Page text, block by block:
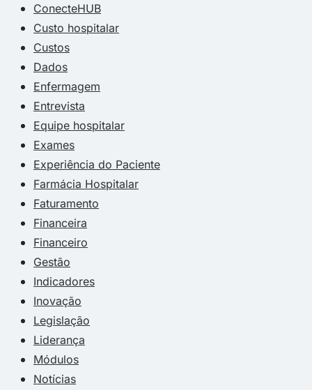
ConecteHUB
Custo hospitalar
Custos
Dados
Enfermagem
Entrevista
Equipe hospitalar
Exames
Experiência do Paciente
Farmácia Hospitalar
Faturamento
Financeira
Financeiro
Gestão
Indicadores
Inovação
Legislação
Liderança
Módulos
Notícias